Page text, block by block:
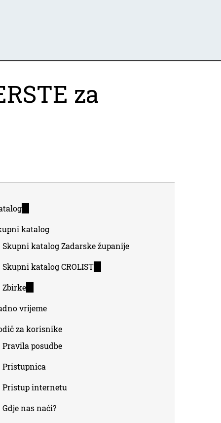
za
(link
external)
katalog
Skupni katalog Zadarske županije
Skupni katalog CROLIST(link
Zbirke(link
external)
vrijeme
za korisnike
Pravila posudbe
Pristupnica
Pristup internetu
Gdje nas naći?